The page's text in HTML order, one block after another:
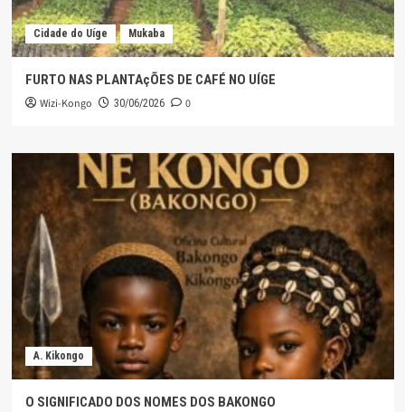
Cidade do Uíge Mukaba
FURTO NAS PLANTAçÕES DE CAFÉ NO UÍGE
Wizi-Kongo 30/06/2026 0
A. Kikongo
O SIGNIFICADO DOS NOMES DOS BAKONGO